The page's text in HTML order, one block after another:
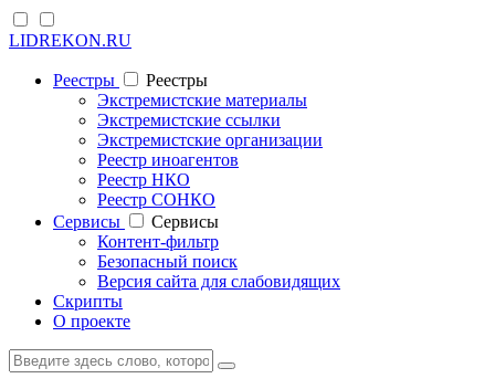
LIDREKON.RU
Реестры
Реестры
Экстремистские материалы
Экстремистские ссылки
Экстремистские организации
Реестр иноагентов
Реестр НКО
Реестр СОНКО
Cервисы
Cервисы
Контент-фильтр
Безопасный поиск
Версия сайта для слабовидящих
Скрипты
О проекте